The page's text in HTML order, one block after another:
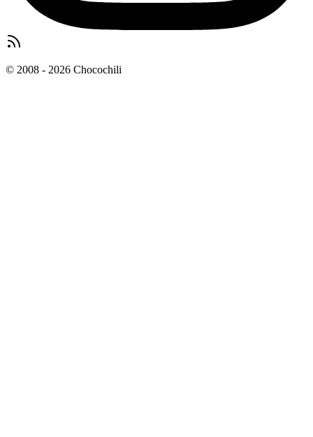
© 2008 - 2026 Chocochili